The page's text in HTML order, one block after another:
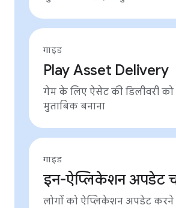
गाइड
Play Asset Delivery
गेम के लिए ऐसेट की डिलीवरी
मुताबिक बनाना
गाइड
इन-ऐप्लिकेशन अपडेट
लोगों को ऐप्लिकेशन अपडेट